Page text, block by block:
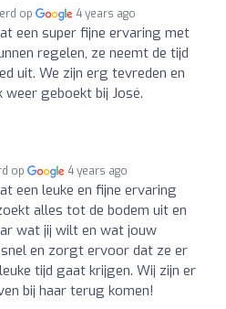
op 4 years ago
een super fijne ervaring met
regelen, ze neemt de tijd
uit. We zijn erg tevreden en
geboekt bij José.
op 4 years ago
een leuke en fijne ervaring
alles tot de bodem uit en
wat jij wilt en wat jouw
en zorgt ervoor dat ze er
tijd gaat krijgen. Wij zijn er
bij haar terug komen!